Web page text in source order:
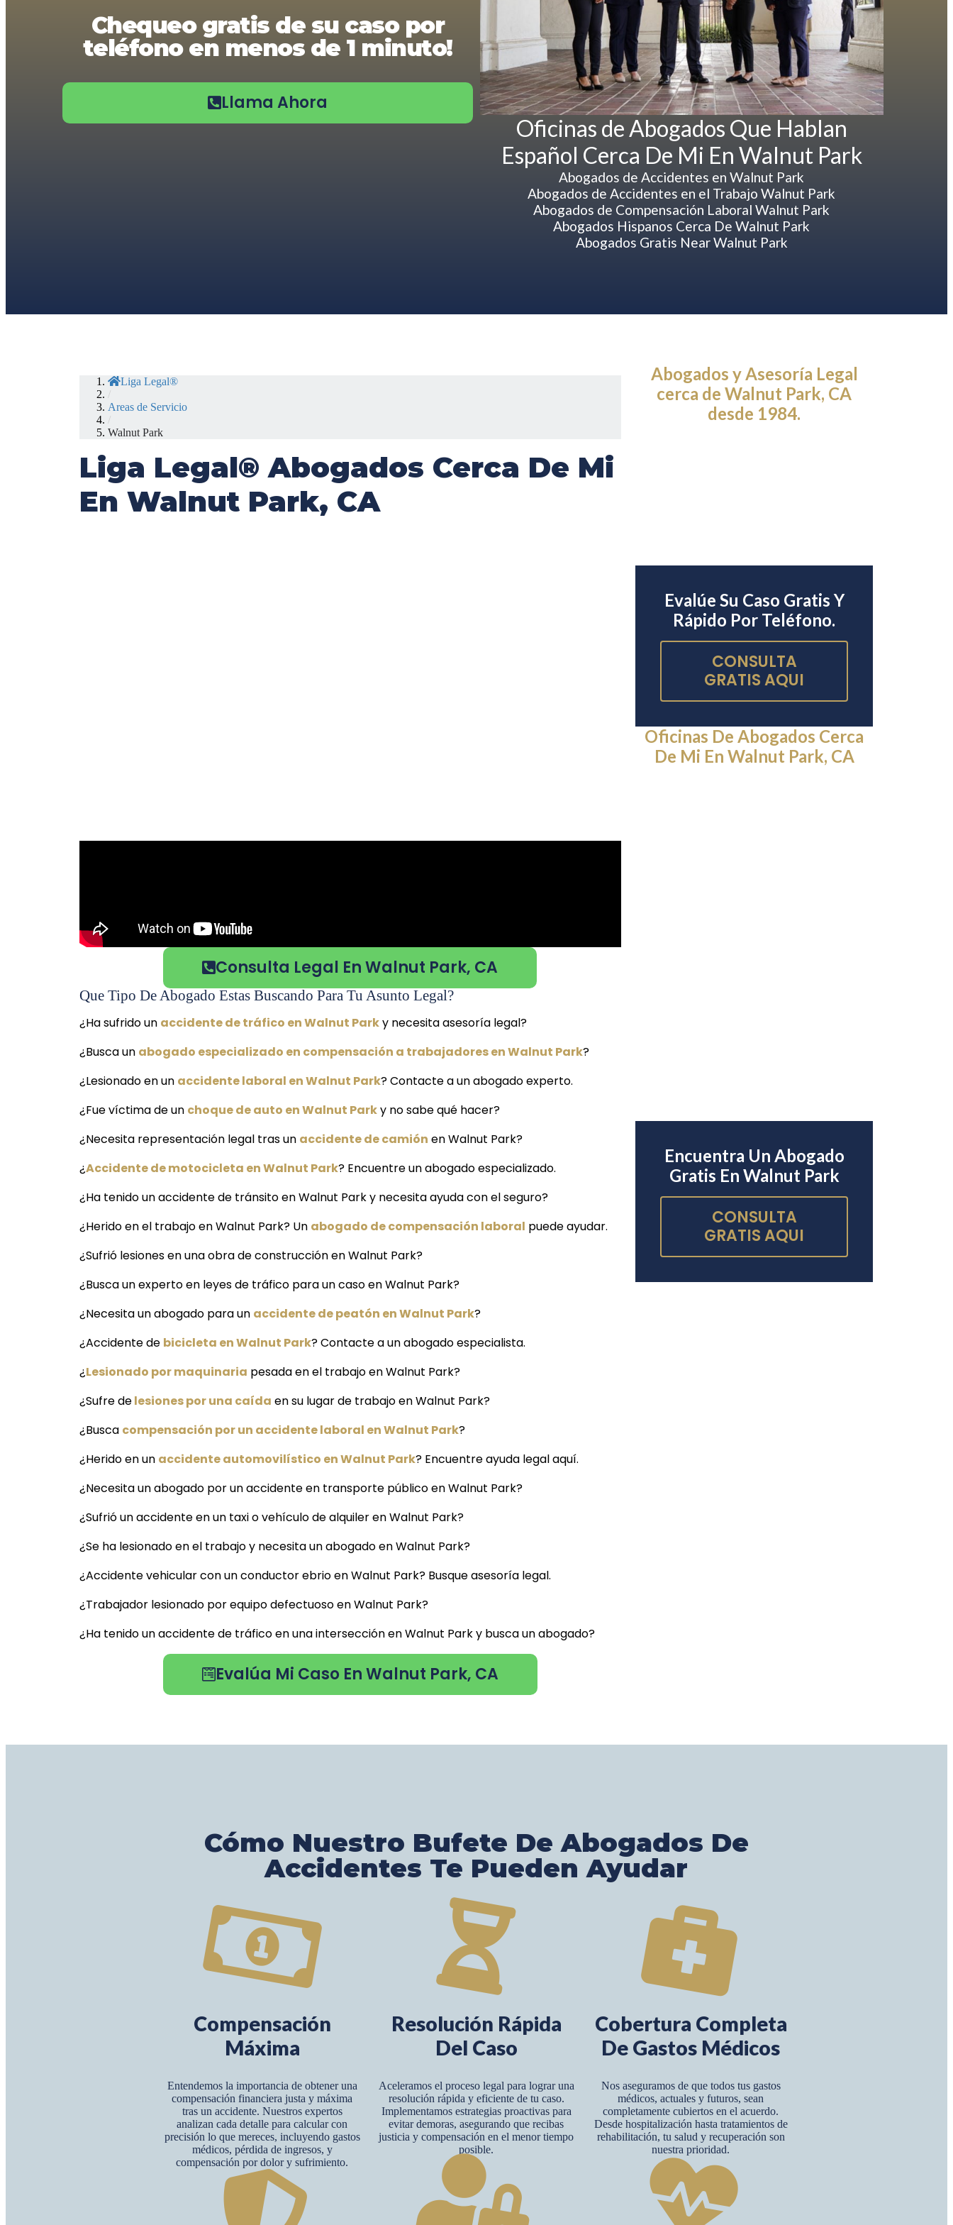
Chequeo gratis de su caso por
teléfono en menos de 1 minuto!
Llama Ahora
Oficinas de Abogados Que Hablan
Español Cerca De Mi En Walnut Park
Abogados de Accidentes en Walnut Park
Abogados de Accidentes en el Trabajo Walnut Park
Abogados de Compensación Laboral Walnut Park
Abogados Hispanos Cerca De Walnut Park
Abogados Gratis Near Walnut Park
Liga Legal®
/
Areas de Servicio
/
Walnut Park
Liga Legal® Abogados Cerca De Mi
En Walnut Park, CA
Consulta Legal En Walnut Park, CA
Que Tipo De Abogado Estas Buscando Para Tu Asunto Legal?
¿Ha sufrido un accidente de tráfico en Walnut Parky necesita asesoría legal?
¿Busca un abogado especializado en compensación a trabajadores en Walnut Park?
¿Lesionado en un accidente laboral en Walnut Park? Contacte a un abogado experto.
¿Fue víctima de un choque de auto en Walnut Parky no sabe qué hacer?
¿Necesita representación legal tras un accidente de camión en Walnut Park?
¿Accidente de motocicleta en Walnut Park? Encuentre un abogado especializado.
¿Ha tenido un accidente de tránsito en Walnut Park y necesita ayuda con el seguro?
¿Herido en el trabajo en Walnut Park? Un abogado de compensación laboral puede ayudar.
¿Sufrió lesiones en una obra de construcción en Walnut Park?
¿Busca un experto en leyes de tráfico para un caso en Walnut Park?
¿Necesita un abogado para un accidente de peatón en Walnut Park?
¿Accidente de bicicleta en Walnut Park? Contacte a un abogado especialista.
¿Lesionado por maquinaria pesada en el trabajo en Walnut Park?
¿Sufre delesiones por una caída en su lugar de trabajo en Walnut Park?
¿Busca compensación por un accidente laboral en Walnut Park?
¿Herido en un accidente automovilístico en Walnut Park? Encuentre ayuda legal aquí.
¿Necesita un abogado por un accidente en transporte público en Walnut Park?
¿Sufrió un accidente en un taxi o vehículo de alquiler en Walnut Park?
¿Se ha lesionado en el trabajo y necesita un abogado en Walnut Park?
¿Accidente vehicular con un conductor ebrio en Walnut Park? Busque asesoría legal.
¿Trabajador lesionado por equipo defectuoso en Walnut Park?
¿Ha tenido un accidente de tráfico en una intersección en Walnut Park y busca un abogado?
Evalúa Mi Caso En Walnut Park, CA
Abogados y Asesoría Legal
cerca de Walnut Park, CA
desde 1984.
Evalúe Su Caso Gratis Y
Rápido Por Teléfono.
CONSULTA
GRATIS AQUI
Oficinas De Abogados Cerca
De Mi En Walnut Park, CA
Encuentra Un Abogado
Gratis En Walnut Park
CONSULTA
GRATIS AQUI
Cómo Nuestro Bufete De Abogados De
Accidentes Te Pueden Ayudar
Compensación
Máxima
Entendemos la importancia de obtener una
compensación financiera justa y máxima
tras un accidente. Nuestros expertos
analizan cada detalle para calcular con
precisión lo que mereces, incluyendo gastos
médicos, pérdida de ingresos, y
compensación por dolor y sufrimiento.
Resolución Rápida
Del Caso
Aceleramos el proceso legal para lograr una
resolución rápida y eficiente de tu caso.
Implementamos estrategias proactivas para
evitar demoras, asegurando que recibas
justicia y compensación en el menor tiempo
posible.
Cobertura Completa
De Gastos Médicos
Nos aseguramos de que todos tus gastos
médicos, actuales y futuros, sean
completamente cubiertos en el acuerdo.
Desde hospitalización hasta tratamientos de
rehabilitación, tu salud y recuperación son
nuestra prioridad.